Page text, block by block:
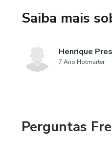
🇧🇷 Esportes populares
Saiba mais
Henrique
7 Ano Hotmarter
Perguntas